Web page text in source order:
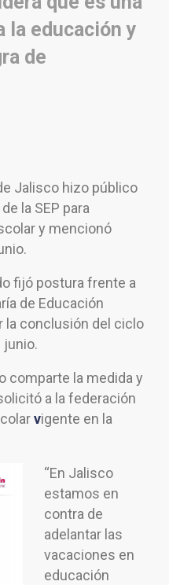
la educación y
de
Jalisco hizo público
la SEP para
y mencionó
fijó postura frente a
de Educación
la conclusión del ciclo
junio.
comparte la medida y
a la federación
vigente en la
“En Jalisco
estamos en
contra de
adelantar las
vacaciones en
educación